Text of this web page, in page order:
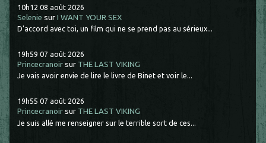
10h12 08 août 2026
Selenie surI WANT YOUR SEX
D'accord avec toi, un film qui ne se prend pas au sérieux...
19h59 07 août 2026
Princecranoir sur THE LAST VIKING
Je vais avoir envie de lire le livre de Binet et voir le...
19h55 07 août 2026
Princecranoir sur THE LAST VIKING
Je suis allé me renseigner sur le terrible sort de ces...